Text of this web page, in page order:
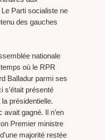
Parti socialiste ne
des gauches
nationale
où le RPR
Balladur parmi ses
s’était présenté
présidentielle.
gagné. Il n’en
Premier ministre
majorité restée